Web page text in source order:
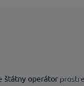
štátny operátor